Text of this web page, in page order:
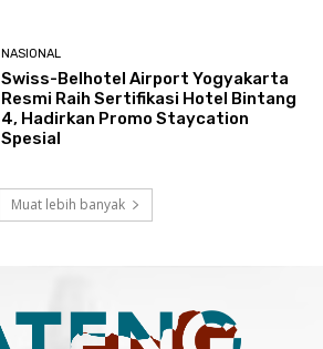
NASIONAL
Swiss-Belhotel Airport Yogyakarta
Resmi Raih Sertifikasi Hotel Bintang
4, Hadirkan Promo Staycation
Spesial
Muat lebih banyak